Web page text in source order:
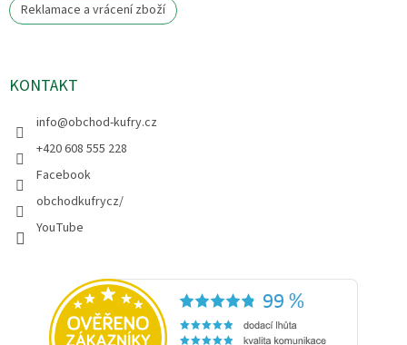
Reklamace a vrácení zboží
KONTAKT
info@obchod-kufry.cz
+420 608 555 228
Facebook
obchodkufrycz/
YouTube